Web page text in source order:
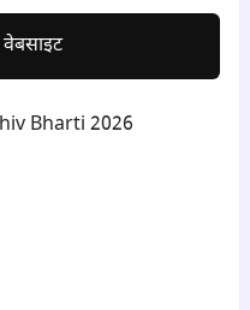
Bharti 2026